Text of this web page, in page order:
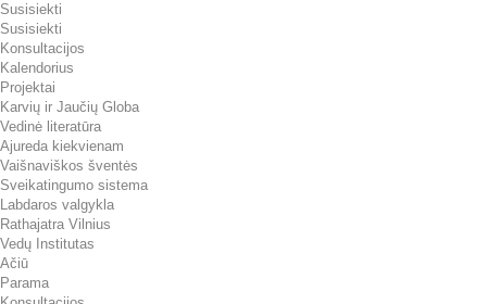
Susisiekti
Susisiekti
Konsultacijos
Kalendorius
Projektai
Karvių ir Jaučių Globa
Vedinė literatūra
Ajureda kiekvienam
Vaišnaviškos šventės
Sveikatingumo sistema
Labdaros valgykla
Rathajatra Vilnius
Vedų Institutas
Ačiū
Parama